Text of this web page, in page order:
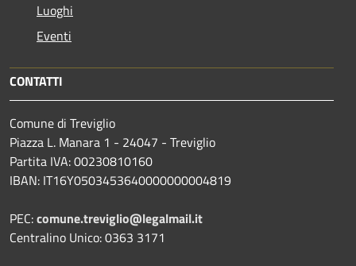
Luoghi
Eventi
CONTATTI
Comune di Treviglio
Piazza L. Manara 1 - 24047 - Treviglio
Partita IVA: 00230810160
IBAN: IT16Y0503453640000000004819
PEC:comune.treviglio@legalmail.it
Centralino Unico: 0363 3171